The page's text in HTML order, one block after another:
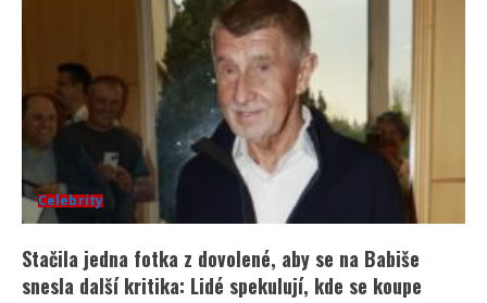
Celebrity
Stačila jedna fotka z dovolené, aby se na Babiše
snesla další kritika: Lidé spekulují, kde se koupe